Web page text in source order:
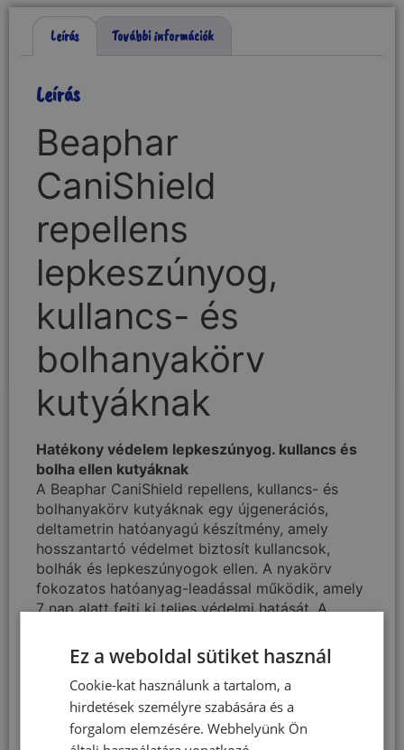
Leírás További információk
Leírás
Beaphar
CaniShield
repellens
lepkeszúnyog,
kullancs- és
bolhanyakörv
kutyáknak
Hatékony védelem lepkeszúnyog. kullancs és
bolha ellen kutyáknak​
A Beaphar CaniShield repellens, kullancs- és
bolhanyakörv kutyáknak egy újgenerációs,
deltametrin hatóanyagú készítmény, amely
hosszantartó védelmet biztosít kullancsok,
bolhák és lepkeszúnyogok ellen. A nyakörv
fokozatos hatóanyag-leadással működik, amely
7 nap alatt fejti ki teljes védelmi hatását. A
el, és külső parazitákra idegmérgező hatást fejt
ki, miközben a kutya szervezetébe nem kerül
be. A készítmény használata biztonságos 7
hetes kortól, nagytestű és kistestű kutyákon
egyaránt alkalmazható, szagtalan és a vízzel
Ez a weboldal sütiket használ
Cookie-kat használunk a tartalom, a
hirdetések személyre szabására és a
forgalom elemzésére. Webhelyünk Ön